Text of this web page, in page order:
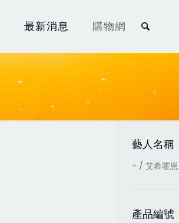
最新消息 購物網
藝人名稱
- / 艾希霍恩
產品編號